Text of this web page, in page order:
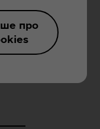
та кратні
про